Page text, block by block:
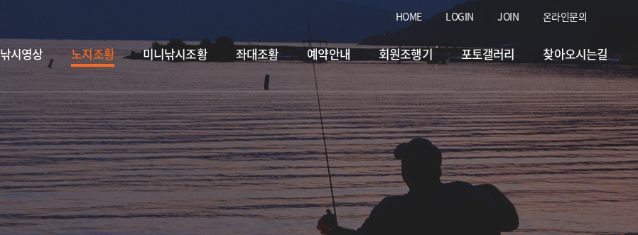
HOME LOGIN JOIN 온라인문의
낚시영상 노지조황 미니낚시조황 좌대조황 예약안내 회원조행기 포토갤러리 찾아오시는길